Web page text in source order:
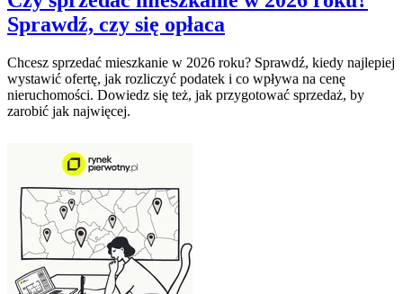
Sprawdź, czy się opłaca
Chcesz sprzedać mieszkanie w 2026 roku? Sprawdź, kiedy najlepiej
wystawić ofertę, jak rozliczyć podatek i co wpływa na cenę
nieruchomości. Dowiedz się też, jak przygotować sprzedaż, by
zarobić jak najwięcej.